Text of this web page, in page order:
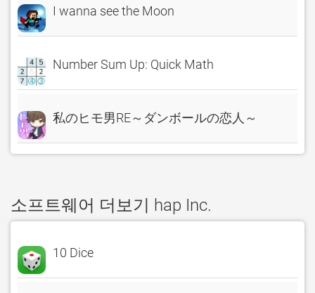
I wanna see the Moon
Number Sum Up: Quick Math
私のヒモ男RE～ダンボールの恋人～
소프트웨어 더보기 hap Inc.
10 Dice